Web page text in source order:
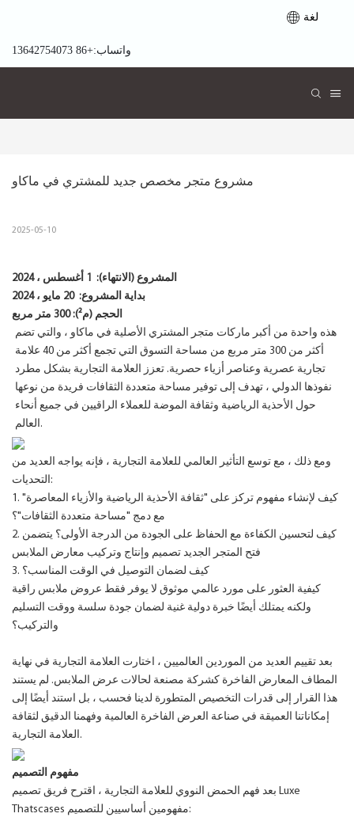
لغة
واتساب:+86 13642754073
مشروع متجر مخصص جديد للمشتري في ماكاو
2025-05-10
المشروع (الانتهاء):
بداية المشروع: 20 مايو ، 2024
الحجم (م²): 300 متر مربع
هذه واحدة من أكبر ماركات متجر المشتري الأصلية في ماكاو ، والتي تضم
أكثر من 300 متر مربع من مساحة التسوق التي تجمع أكثر من 40 علامة
تجارية عصرية وعناصر أزياء حصرية. تعزز العلامة التجارية بشكل مطرد
نفوذها الدولي ، تهدف إلى توفير مساحة متعددة الثقافات فريدة من نوعها
حول الأحذية الرياضية وثقافة الموضة للعملاء الراقيين في جميع أنحاء
العالم.
ومع ذلك ، مع توسع التأثير العالمي للعلامة التجارية ، فإنه يواجه العديد من
التحديات:
1. كيف لإنشاء مفهوم تركز على "ثقافة الأحذية الرياضية والأزياء المعاصرة"
مع دمج "مساحة متعددة الثقافات"؟
2. كيف لتحسين الكفاءة مع الحفاظ على الجودة من الدرجة الأولى؟ يتضمن
3. كيف لضمان التوصيل في الوقت المناسب؟
كيفية العثور على مورد عالمي موثوق لا يوفر فقط عروض ملابس راقية
ولكنه يمتلك أيضًا خبرة دولية غنية لضمان جودة سلسة ووقت التسليم
والتركيب؟
بعد تقييم العديد من الموردين العالميين ، اختارت العلامة التجارية في نهاية
المطاف المعارض الفاخرة كشركة مصنعة لحالات عرض الملابس. لم يستند
هذا القرار إلى قدرات التخصيص المتطورة لدينا فحسب ، بل استند أيضًا إلى
إمكاناتنا العميقة في صناعة العرض الفاخرة العالمية وفهمنا الدقيق لثقافة
العلامة التجارية.
مفهوم التصميم
بعد فهم الحمض النووي للعلامة التجارية ، اقترح فريق تصميم Luxe
Thatscases مفهومين أساسيين للتصميم: